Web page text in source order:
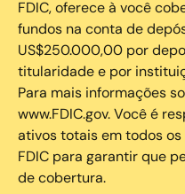
FDIC, oferece à você
fundos na conta de
US$250.000,00 por
titularidade e por
Para mais informações
www.FDIC.gov. Você é
ativos totais em todos
FDIC para garantir que
de cobertura.